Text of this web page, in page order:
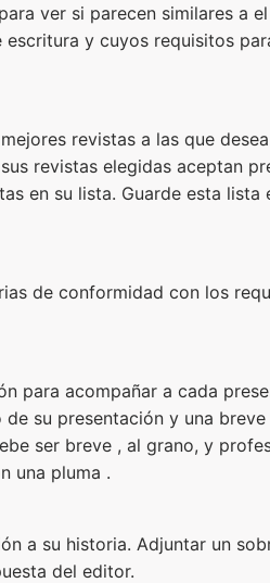
ver si parecen similares a
y cuyos requisitos
revistas a las que
revistas elegidas aceptan
en su lista. Guarde esta lista
de conformidad con los
para acompañar a cada
su presentación y una
ser breve , al grano, y
una pluma .
a su historia. Adjuntar un
del editor.